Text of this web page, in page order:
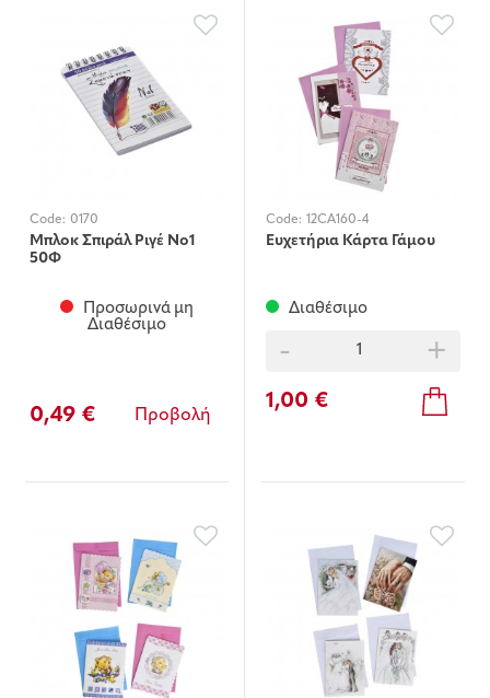
Code: 0170
Μπλοκ Σπιράλ Ριγέ Νο1
50Φ
Προσωρινά μη
Διαθέσιμο
0,49 € Προβολή
Code: 12CA160-4
Ευχετήρια Κάρτα Γάμου
Διαθέσιμο
- +
1,00 €